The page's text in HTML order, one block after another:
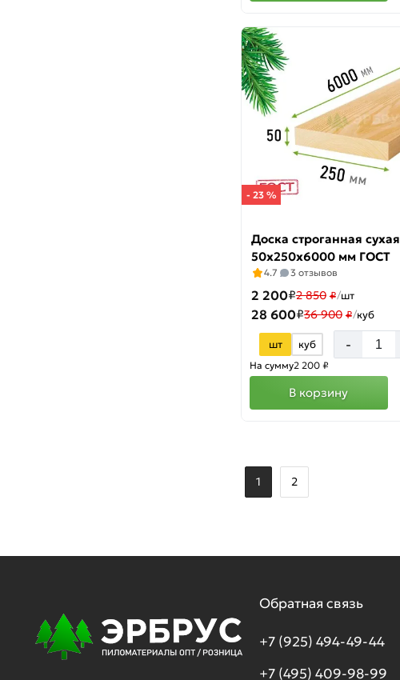
- 23 %
Доска строганная сухая
50х250х6000 мм ГОСТ
4.7 3 отзывов
2 200₽2 850 ₽/шт
28 600₽36 900 ₽/куб
шт куб -
На сумму2 200 ₽
В корзину
1 2
Обратная связь
+7 (925) 494-49-44
+7 (495) 409-98-99